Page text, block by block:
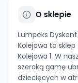
O sklepie
Lumpeks
Kolejowa to
Kolejowa 1. W
szeroką gamę
dziecięcych w